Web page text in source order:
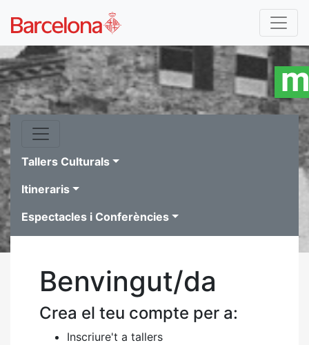
Tallers Culturals
Itineraris
Espectacles i Conferències
Benvingut/da
Crea el teu compte per a:
Inscriure't a tallers